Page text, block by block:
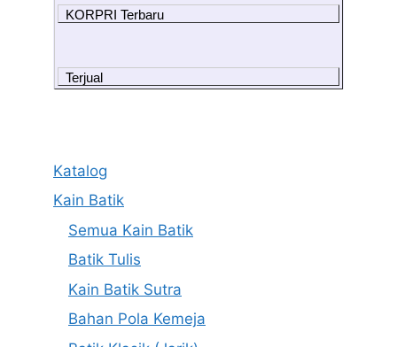
KORPRI Terbaru
Terjual
Katalog
Kain Batik
Semua Kain Batik
Batik Tulis
Kain Batik Sutra
Bahan Pola Kemeja